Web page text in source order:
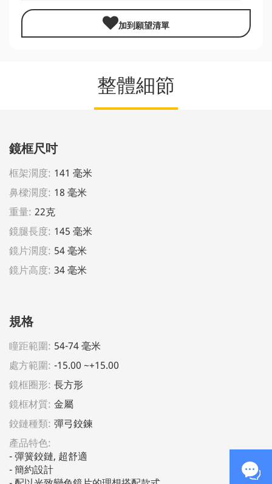
加到願望清單
整體細節
鏡框尺吋
框架濶度: 141 毫米
鼻樑濶度: 18 毫米
重量: 22克
鏡腿長度: 145 毫米
鏡片濶度: 54 毫米
鏡片高度: 34 毫米
規格
瞳距範圍: 54-74 毫米
處方範圍: -15.00 ~+15.00
鏡框圈形: 長方形
鏡框材質: 金屬
鉸鏈種類: 彈弓鉸鍊
產品特色:
- 彈簧鉸鏈, 超舒適
- 簡約設